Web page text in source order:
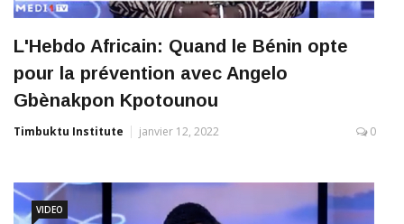
L'Hebdo Africain: Quand le Bénin opte
pour la prévention avec Angelo
Gbènakpon Kpotounou
Timbuktu Institute janvier 12, 2022 0
VIDEO